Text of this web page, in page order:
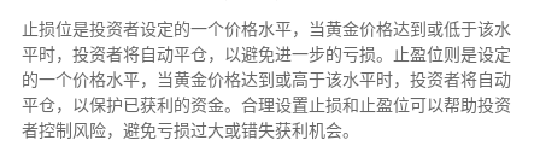
止损位是投资者设定的一个价格水平，当黄金价格达到或低于该水
平时，投资者将自动平仓，以避免进一步的亏损。止盈位则是设定
的一个价格水平，当黄金价格达到或高于该水平时，投资者将自动
平仓，以保护已获利的资金。合理设置止损和止盈位可以帮助投资
者控制风险，避免亏损过大或错失获利机会。